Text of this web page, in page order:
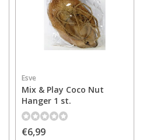
Esve
Mix & Play Coco Nut
Hanger 1 st.
€6,99